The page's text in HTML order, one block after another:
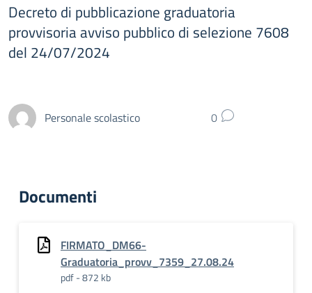
Decreto di pubblicazione graduatoria
provvisoria avviso pubblico di selezione 7608
del 24/07/2024
Personale scolastico 0
Documenti
FIRMATO_DM66-
Graduatoria_provv_7359_27.08.24
pdf - 872 kb